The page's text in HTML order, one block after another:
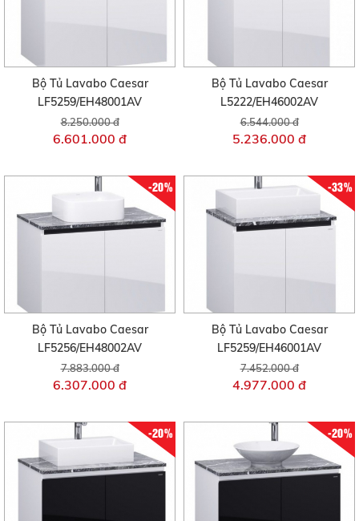
Bộ Tủ Lavabo Caesar
LF5259/EH48001AV
8.250.000 đ
6.601.000 đ
Bộ Tủ Lavabo Caesar
L5222/EH46002AV
6.544.000 đ
5.236.000 đ
-20%
Bộ Tủ Lavabo Caesar
LF5256/EH48002AV
7.883.000 đ
6.307.000 đ
-33%
Bộ Tủ Lavabo Caesar
LF5259/EH46001AV
7.452.000 đ
4.977.000 đ
-20% -20%